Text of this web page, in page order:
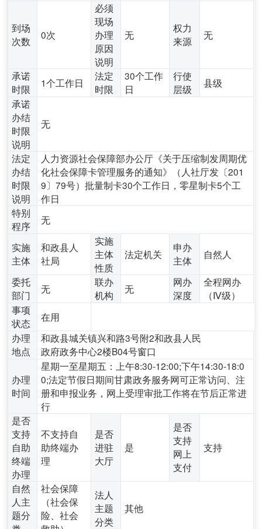
到场
次数
0次
必须
现场
办理
原因
说明
无
权力
来源
无
承诺
时限
1个工作日
法定
时限
30个工作
日
行使
层级
县级
承诺
办结
时限
说明
无
法定
办结
时限
说明
人力资源社会保障部办公厅《关于压缩制发周期优
化社会保障卡管理服务的通知》（人社厅发〔201
9〕79号）批量制卡30个工作日，零星制卡5个工
作日
特别
程序
无
实施
主体
和政县人
社局
实施
主体
性质
法定机关
申办
主体
自然人
委托
部门
无
联办
机构
无
网办
深度
全程网办
（Ⅳ级）
事项
状态
在用
办理
地点
和政县城关镇兴和路3号附2和政县人民
政府政务中心2楼B04号窗口
办理
时间
星期一至星期五：上午8:30-12:00;下午14:30-18:0
0;法定节假日期间甘肃政务服务网可正常访问、注
册和申报业务，网上受理审批工作将在节后正常进
行
是否
支持
自助
终端
办理
不支持自
助终端办
理
是否
进驻
大厅
是
是否
支持
网上
支付
支持
自然
人主
题分
社会保障
（社会保
险、社会
法人
主题
分类
其他